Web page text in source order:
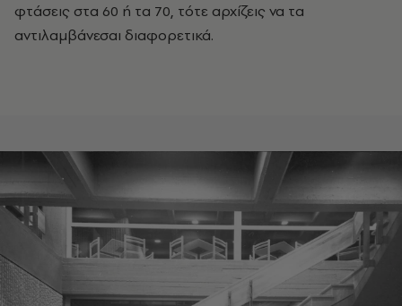
φτάσεις στα 60 ή τα 70, τότε αρχίζεις να τα
αντιλαμβάνεσαι διαφορετικά.